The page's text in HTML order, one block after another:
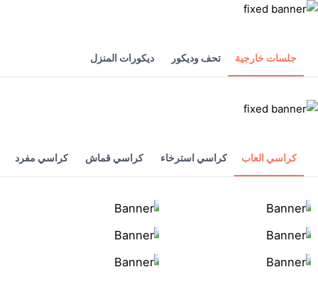
جلسات خارجية تحف وديكور ديكورات المنزل
كراسي العاب كراسي استرخاء كراسي قماش كراسي مفرد